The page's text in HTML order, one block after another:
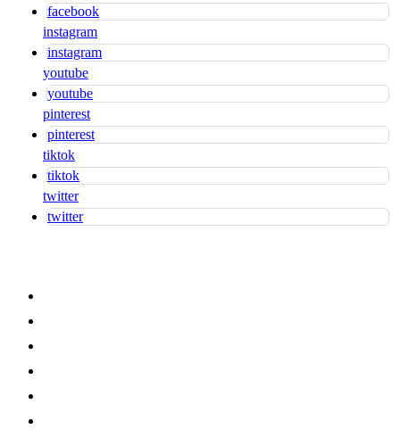
facebook
instagram
instagram
youtube
youtube
pinterest
pinterest
tiktok
tiktok
twitter
twitter